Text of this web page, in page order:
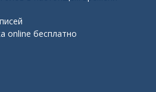
online бесплатно